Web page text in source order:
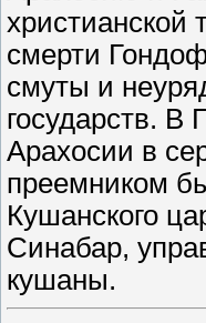
христианской
смерти
смуты и
государств. В
Арахосии в
преемником
Кушанского
Синабар,
кушаны.